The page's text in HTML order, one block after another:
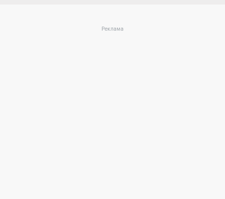
Реклама